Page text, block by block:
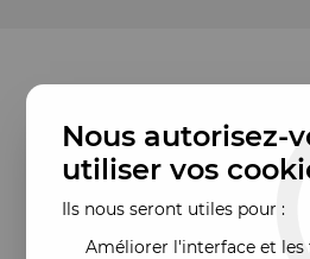
Nous autorisez-
utiliser vos
Ils nous seront utiles pour :
Améliorer l'interface et